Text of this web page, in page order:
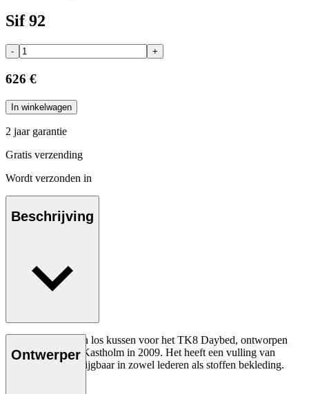
Sif 92
- +
626 €
In winkelwagen
2 jaar garantie
Gratis verzending
Wordt verzonden in
Beschrijving
De CU TK8 is een los kussen voor het TK8 Daybed, ontworpen
door Thomas Bo Kastholm in 2009. Het heeft een vulling van
schuim en is verkrijgbaar in zowel lederen als stoffen bekleding.
Ontwerper